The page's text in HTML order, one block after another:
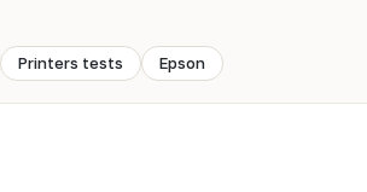
Printers tests Epson